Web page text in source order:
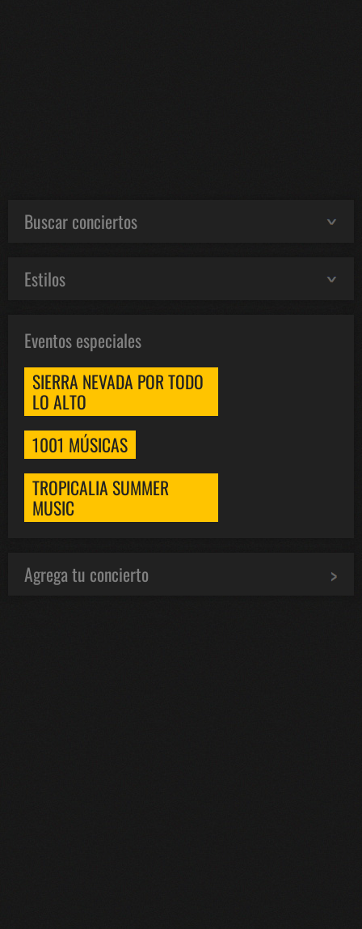
Buscar conciertos
Estilos
Eventos especiales
SIERRA NEVADA POR TODO
LO ALTO
1001 MÚSICAS
TROPICALIA SUMMER
MUSIC
Agrega tu concierto